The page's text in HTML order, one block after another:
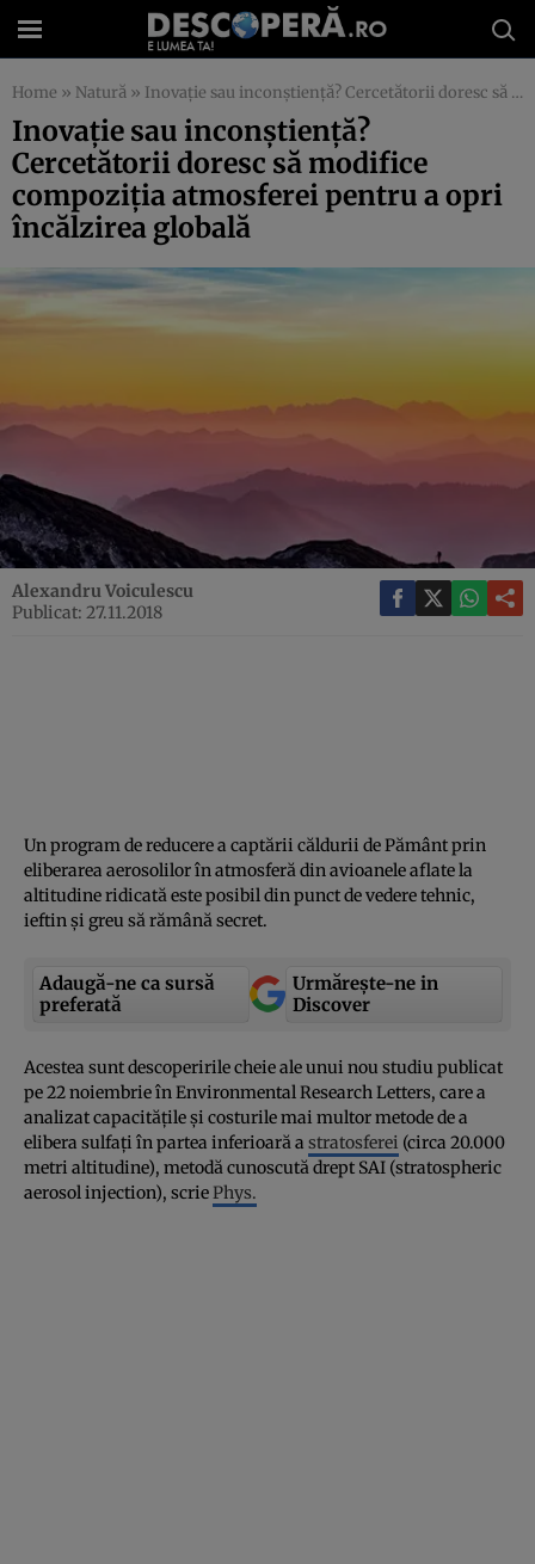
Home » Natură » Inovaţie sau inconştienţă? Cercetătorii doresc să modifice compoziţia atmosferei pentru a opri încălzirea globală
Inovaţie sau inconştienţă?
Cercetătorii doresc să modifice
compoziţia atmosferei pentru a opri
încălzirea globală
Alexandru Voiculescu
Publicat: 27.11.2018
Un program de reducere a captării căldurii de Pământ prin
eliberarea aerosolilor în atmosferă din avioanele aflate la
altitudine ridicată este posibil din punct de vedere tehnic,
ieftin şi greu să rămână secret.
Adaugă-ne ca sursă
preferată
Urmărește-ne in
Discover
Acestea sunt descoperirile cheie ale unui nou studiu publicat
pe 22 noiembrie în Environmental Research Letters, care a
analizat capacităţile şi costurile mai multor metode de a
elibera sulfaţi în partea inferioară a stratosferei (circa 20.000
metri altitudine), metodă cunoscută drept SAI (stratospheric
aerosol injection), scriePhys.